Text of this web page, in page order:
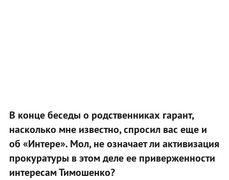
В конце беседы о родственниках гарант,
насколько мне известно, спросил вас еще и
об «Интере». Мол, не означает ли активизация
прокуратуры в этом деле ее приверженности
интересам Тимошенко?